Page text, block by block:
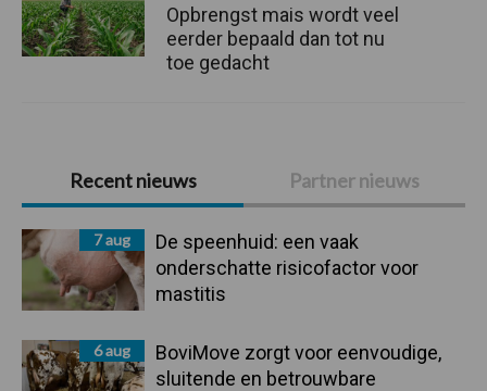
Primaire
Sidebar
Recent nieuws Partner nieuws
7 aug
De speenhuid: een vaak
onderschatte risicofactor voor
mastitis
6 aug
BoviMove zorgt voor eenvoudige,
sluitende en betrouwbare
Opbrengst mais wordt veel
eerder bepaald dan tot nu
toe gedacht